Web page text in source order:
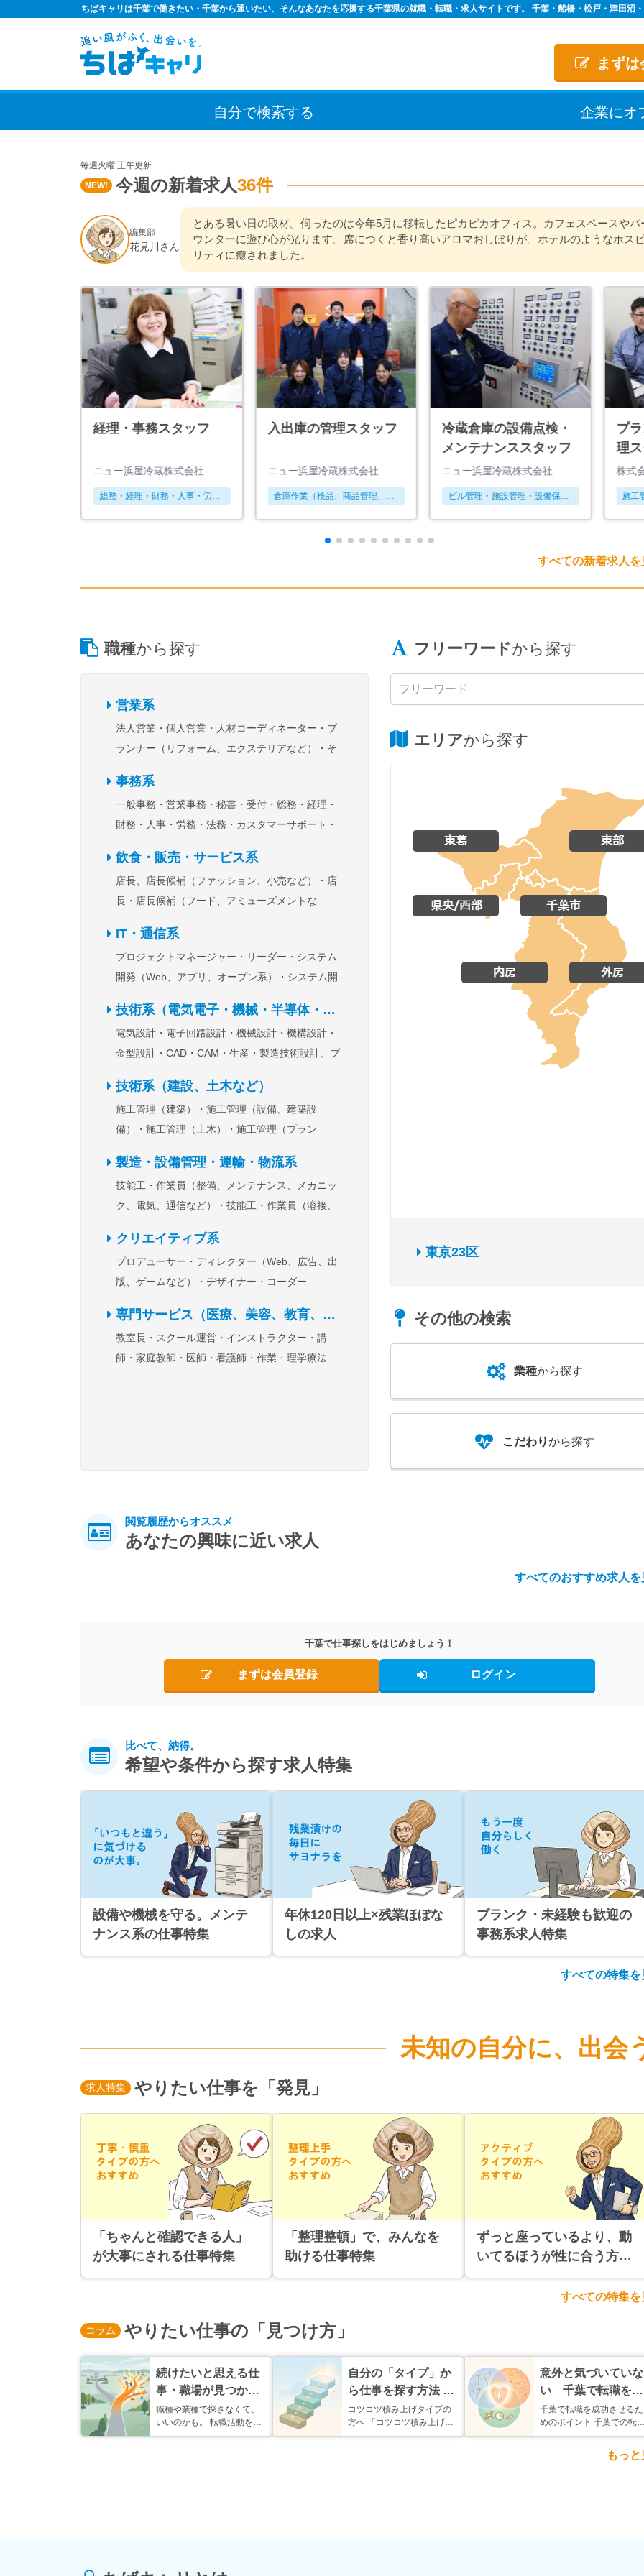
ちばキャリは千葉で働きたい・千葉から通いたい、そんなあなたを応援する千葉県の就職・転職・求人サイトです。 千葉・船橋・松戸・津田沼
まずは
自分で検索する 企業にオ
毎週火曜 正午更新
NEW! 今週の新着求人36件
編集部
花見川さん
とある暑い日の取材。伺ったのは今年5月に移転したピカピカオフィス。カフェスペースやバ
ウンターに遊び心が光ります。席につくと香り高いアロマおしぼりが。ホテルのようなホス
リティに癒されました。
経理・事務スタッフ
ニュー浜屋冷蔵株式会社
総務・経理・財務・人事・労
入出庫の管理スタッフ
ニュー浜屋冷蔵株式会社
倉庫作業（検品、商品管理、在
冷蔵倉庫の設備点検・
メンテナンススタッフ
ニュー浜屋冷蔵株式会社
ビル管理・施設管理・設備保全
凍、消防など）
プ
理
株式
施工
すべての新着求人を
職種から探す フリーワードから探す
営業系
法人営業 個人営業 人材コーディネーター
プ
ランナー（リフォーム、エクステリアなど）
そ
事務系
一般事務・営業事務・秘書・受付
総務・経理・
財務・人事・労務・法務
カスタマーサポート・
告・宣伝・マーケティングリサーチ・市場調査
WEBショップ・ECサイト運営
経営企画・新規事
業・事業開発・販促企画・商品企画
その他事務
関連職
飲食・販売・サービス系
店長、店長候補（ファッション、小売など）
店
長・店長候補（フード、アミューズメントな
イヤー・仕入れ
連職
IT・通信系
プロジェクトマネージャー・リーダー
システム
開発（Web、アプリ、オープン系）
システム開
系）
インフラエンジニア（ネットワーク、サー
バー、セキュリティ）
通信インフラ設計・構
築
社内SE・テクニカルサポート・ヘルプデス
ク
その他IT・通信関連職
技術系（電気電子・機械・半導体・医薬・食品・素材など）
電気設計・電子回路設計・機械設計・機構設計・
金型設計・CAD・CAM
生産・製造技術設計、プ
質管理・品質保証
工場生産・製造・軽作業
ービスエンジニア
その他技術系（電気電子、機
械、半導体、医薬、食品、素材など）関連職
技術系（建設、土木など）
施工管理（建築）
施工管理（設備、建築設
備）
施工管理（土木）
施工管理（プラン
築設備工事（電気、水道、空調など）
現場作業
員（土木工事、解体工事、重機オペレーター、軽
作業など）
外装・内装工・職人・大工・鳶
そ
の他技術系（建設、土木など）関連職
製造・設備管理・運輸・物流系
技能工・作業員（整備、メンテナンス、メカニッ
ク、電気、通信など）
技能工・作業員（溶接、
理・品質管理・工程管理
場生産・軽作業
ドライバー（バス、タクシーな
ど）・車掌・乗務員
ドライバー（トラック）、
配送（軽配送）
倉庫作業（検品、商品管理、在
配
ビル管理・施設管理・設備保全（ガス、空
調、水道、冷蔵冷凍、消防など）
警備・守衛
クリエイティブ系
プロデューサー・ディレクター（Web、広告、出
版、ゲームなど）
デザイナー・コーダー
ど）
ライター・編集・記者・フォトグラファ
ー
インテリアコーディネーター・空間プロデュ
ーサー
その他クリエイティブ関連職
専門サービス（医療、美容、教育、冠婚葬祭、観光など）
教室長・スクール運営
インストラクター・講
師・家庭教師
医師・看護師・作業・理学療法
エリアから探す
東京23区
その他の検索
業種から探す
こだわりから探す
閲覧履歴からオススメ
あなたの興味に近い求人
すべてのおすすめ求人を
千葉で仕事探しをはじめましょう！
まずは会員登録 ログイン
比べて、納得。
希望や条件から探す求人特集
設備や機械を守る。メンテ
ナンス系の仕事特集
年休120日以上×残業ほぼな
しの求人
ブランク・未経験も歓迎の
事務系求人特集
すべての特集を
未知の自分に、 出会
求人特集 やりたい仕事を「発見」
「ちゃんと確認できる人」
が大事にされる仕事特集
「整理整頓」で、みんなを
助ける仕事特集
ずっと座っているより、動
いてるほうが性に合う方向
けの仕事特集
すべての特集を
コラム やりたい仕事の「見つけ方」
続けたいと思える仕
事・職場が見つか
る、検索方法をご紹
介
職種や業種で探さなくて、
いいのかも。 転職活動を始
めるとき、まずは「興味の
自分の「タイプ」か
ら仕事を探す方法 -
Case1_コツコツ積
み上げタイプ
コツコツ積み上げタイプの
方へ 「コツコツ積み上げタ
イプ」の方が、本当に自分
意外と気づいていな
い 千葉で転職を成
功させるためのポイ
ント
千葉で転職を成功させるた
めのポイント 千葉での転
職、こんな悩みありません
か? 職種で検索しても、ピ
ンとくる求人がない 「や
もっ